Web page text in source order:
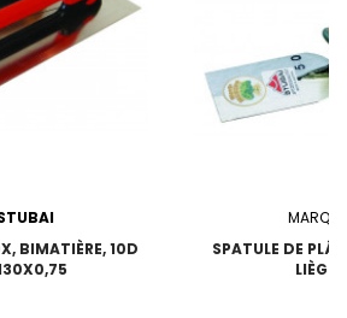
BIMATIÈRE, 10D
SPATULE DE
LIÈGE